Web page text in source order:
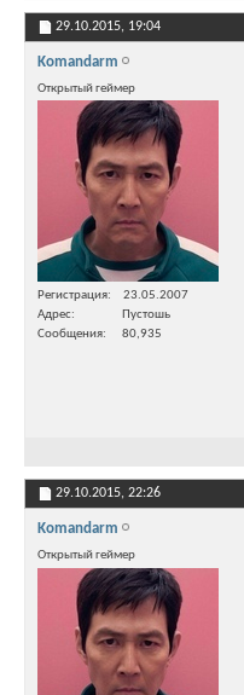
29.10.2015, 19:04
Komandarm
Открытый геймер
Регистрация
23.05.2007
Адрес
Пустошь
Сообщения
80,935
29.10.2015, 22:26
Komandarm
Открытый геймер